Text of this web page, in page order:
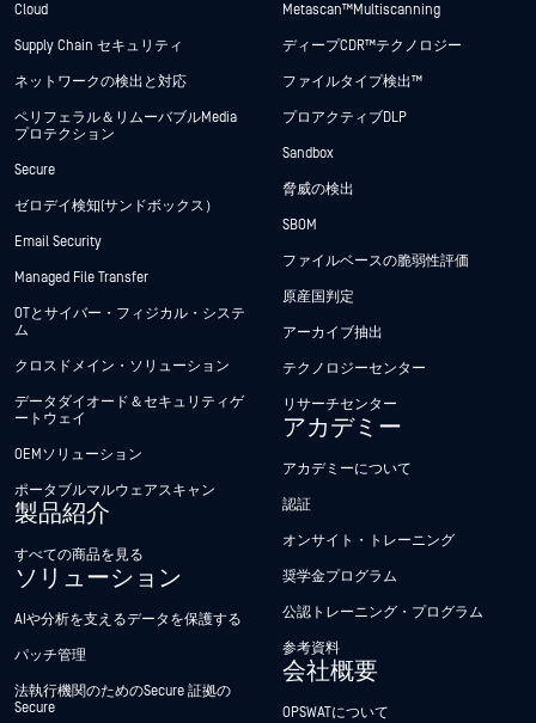
Cloud
Supply Chain セキュリティ
ネットワークの検出と対応
ペリフェラル＆リムーバブルMedia
プロテクション
Secure
ゼロデイ検知(サンドボックス）
Email Security
Managed File Transfer
OTとサイバー・フィジカル・システ
ム
クロスドメイン・ソリューション
データダイオード＆セキュリティゲ
ートウェイ
OEMソリューション
ポータブルマルウェアスキャン
製品紹介
すべての商品を見る
ソリューション
AIや分析を支えるデータを保護する
パッチ管理
法執行機関のためのSecure 証拠の
Secure
Metascan™ Multiscanning
ディープCDR™テクノロジー
ファイルタイプ検出™
プロアクティブDLP
Sandbox
脅威の検出
SBOM
ファイルベースの脆弱性評価
原産国判定
アーカイブ抽出
テクノロジーセンター
リサーチセンター
アカデミー
アカデミーについて
認証
オンサイト・トレーニング
奨学金プログラム
公認トレーニング・プログラム
参考資料
会社概要
OPSWATについて